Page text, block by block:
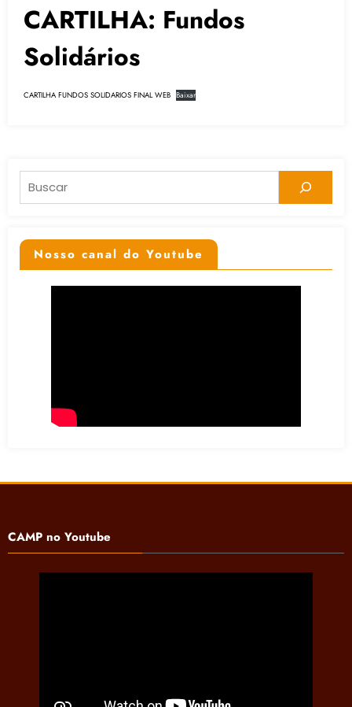
CARTILHA: Fundos
Solidários
CARTILHA FUNDOS SOLIDARIOS FINAL WEB Baixar
Pesquisar
Nosso canal do Youtube
CAMP no Youtube